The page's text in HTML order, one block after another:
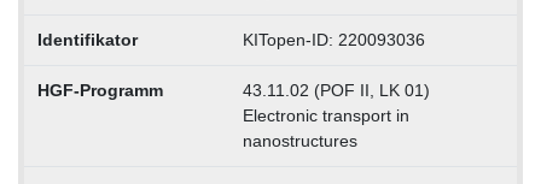
Identifikator KITopen-ID: 220093036
HGF-Programm
43.11.02 (POF II, LK 01)
Electronic transport in
nanostructures